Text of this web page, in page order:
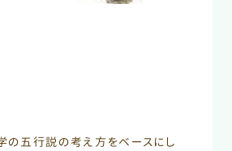
の五行説の考え方をベースにし